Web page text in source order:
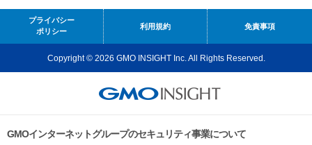
プライバシー
ポリシー
利用規約 免責事項
Copyright © 2026 GMO INSIGHT Inc. All Rights Reserved.
GMOインターネットグループのセキュリティ事業について